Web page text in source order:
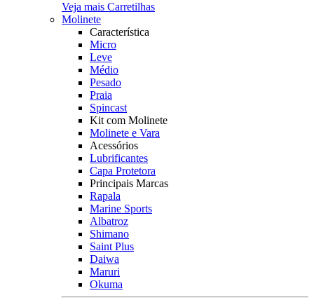
Veja mais Carretilhas
Molinete
Característica
Micro
Leve
Médio
Pesado
Praia
Spincast
Kit com Molinete
Molinete e Vara
Acessórios
Lubrificantes
Capa Protetora
Principais Marcas
Rapala
Marine Sports
Albatroz
Shimano
Saint Plus
Daiwa
Maruri
Okuma